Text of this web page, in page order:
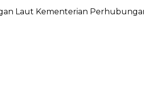
Laut Kementerian